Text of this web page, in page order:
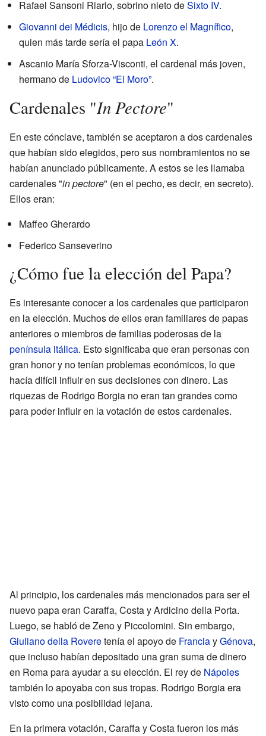
Rafael Sansoni Riario, sobrino nieto deSixto IV.
Giovanni dei Médicis, hijo de Lorenzo el Magnífico,
quien más tarde sería el papa León X.
Ascanio María Sforza-Visconti, el cardenal más joven,
hermano de Ludovico “El Moro”.
Cardenales "In Pectore"
En este cónclave, también se aceptaron a dos cardenales
que habían sido elegidos, pero sus nombramientos no se
habían anunciado públicamente. A estos se les llamaba
cardenales "in pectore" (en el pecho, es decir, en secreto).
Ellos eran:
Maffeo Gherardo
Federico Sanseverino
¿Cómo fue la elección del Papa?
Es interesante conocer a los cardenales que participaron
en la elección. Muchos de ellos eran familiares de papas
anteriores o miembros de familias poderosas de la
península itálica. Esto significaba que eran personas con
gran honor y no tenían problemas económicos, lo que
hacía difícil influir en sus decisiones con dinero. Las
riquezas de Rodrigo Borgia no eran tan grandes como
para poder influir en la votación de estos cardenales.
Al principio, los cardenales más mencionados para ser el
nuevo papa eran Caraffa, Costa y Ardicino della Porta.
Luego, se habló de Zeno y Piccolomini. Sin embargo,
Giuliano della Roveretenía el apoyo de FranciayGénova,
que incluso habían depositado una gran suma de dinero
en Roma para ayudar a su elección. El rey de Nápoles
también lo apoyaba con sus tropas. Rodrigo Borgia era
visto como una posibilidad lejana.
En la primera votación, Caraffa y Costa fueron los más